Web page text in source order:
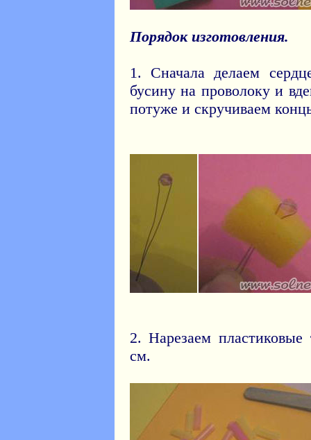
Порядок изготовления.
1. Сначала делаем
бусину на проволоку и
потуже и скручиваем
2. Нарезаем
см.